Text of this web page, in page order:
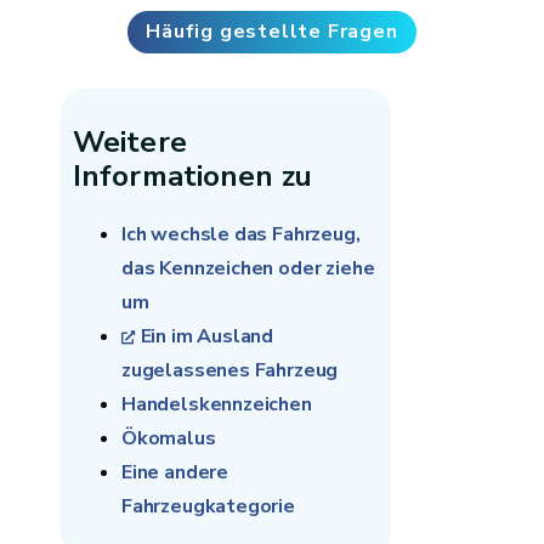
erstattet, wenn im Laufe des Besteuerungszeitraums
demselben Kennzeichen anmeldet.
Häufig gestellte Fragen
Weitere
Informationen zu
Ich wechsle das Fahrzeug,
das Kennzeichen oder ziehe
um
Ein im Ausland
zugelassenes Fahrzeug
Handelskennzeichen
Ökomalus
Eine andere
Fahrzeugkategorie